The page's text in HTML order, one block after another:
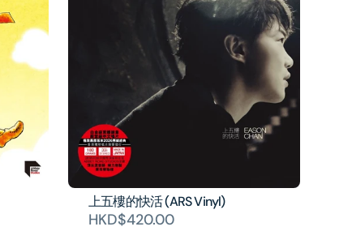
上五樓的快活 (ARS Vinyl)
HKD$420.00